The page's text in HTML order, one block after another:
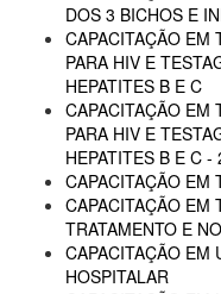
DOS 3 BICHOS E
CAPACITAÇÃO EM
PARA HIV E
HEPATITES B E C
CAPACITAÇÃO EM
PARA HIV E
HEPATITES B E C -
CAPACITAÇÃO EM
CAPACITAÇÃO EM
TRATAMENTO E
CAPACITAÇÃO EM
HOSPITALAR